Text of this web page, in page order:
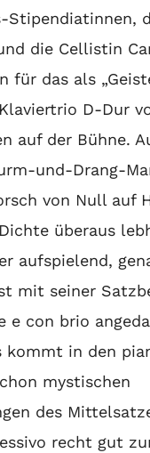
Stipendiatinnen,
die Cellistin
für das als
D-Dur
auf der Bühne.
und-Drang-
von Null auf
überaus
aufspielend,
mit seiner
e con brio
kommt in den
mystischen
des
recht gut